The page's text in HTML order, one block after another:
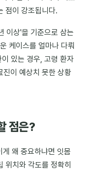
점이 강조됩니다.
이상'을 기준으로 삼는
케이스를 얼마나 다뤄
있는 경우, 고령 환자
진이 예상치 못한 상황
점은?
왜 중요하냐면 잇몸
위치와 각도를 정확히